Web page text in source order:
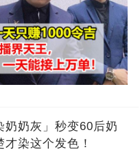
奶灰」秒变60后奶
染这个发色！